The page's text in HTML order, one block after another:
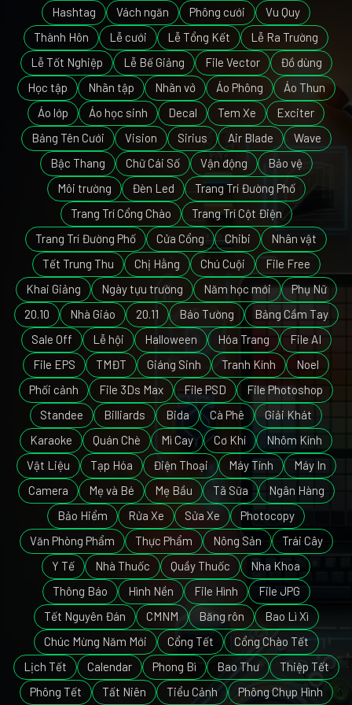
Hashtag Vách ngăn Phông cưới
Vu Quy
Thành Hôn
Lễ cưới Lễ Tổng Kết
Lễ Ra Trường
Lễ Tốt Nghiệp
Lễ Bế Giảng File Vector
Đồ dùng
Học tập
Nhãn tập Nhãn vở Áo Phông
Áo Thun
Áo lớp
Áo học sinh Decal Tem Xe
Exciter
Bảng Tên Cưới
Vision Sirius Air Blade
Wave
Bậc Thang
Chữ Cái Số Vận động
Bảo vệ
Môi trường
Đèn Led
Trang Trí Đường Phố
Trang Trí Cổng Chào
Trang Trí Cột Điện
Trang Trí Đường Phố
Cửa Cổng Chibi
Nhân vật
Tết Trung Thu
Chị Hằng Chú Cuội
File Free
Khai Giảng
Ngày tựu trường Năm học mới
Phụ Nữ
20.10
Nhà Giáo 20.11 Báo Tường
Bảng Cầm Tay
Sale Off
Lễ hội Halloween Hóa Trang
File AI
File EPS
TMĐT Giáng Sinh Tranh Kính
Noel
Phối cảnh
File 3Ds Max File PSD
File Photoshop
Standee
Billiards Bida Cà Phê
Giải Khát
Karaoke
Quán Chè Mì Cay Cơ Khí
Nhôm Kính
Vật Liệu
Tạp Hóa Điện Thoại Máy Tính
Máy In
Camera
Mẹ và Bé Mẹ Bầu Tã Sữa
Ngân Hàng
Bảo Hiểm
Rửa Xe Sửa Xe
Photocopy
Văn Phòng Phẩm
Thực Phẩm Nông Sản
Trái Cây
Y Tế
Nhà Thuốc Quầy Thuốc
Nha Khoa
Thông Báo
Hình Nền File Hình
File JPG
Tết Nguyên Đán
CMNM Băng rôn
Bao Lì Xì
Chúc Mừng Năm Mới
Cổng Tết
Cổng Chào Tết
Lịch Tết
Calendar Phong Bì Bao Thư
Thiệp Tết
Phông Tết
Tất Niên Tiểu Cảnh Phông Chụp Hình